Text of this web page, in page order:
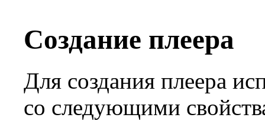
Создание плеера
Для создания плеера
со следующими